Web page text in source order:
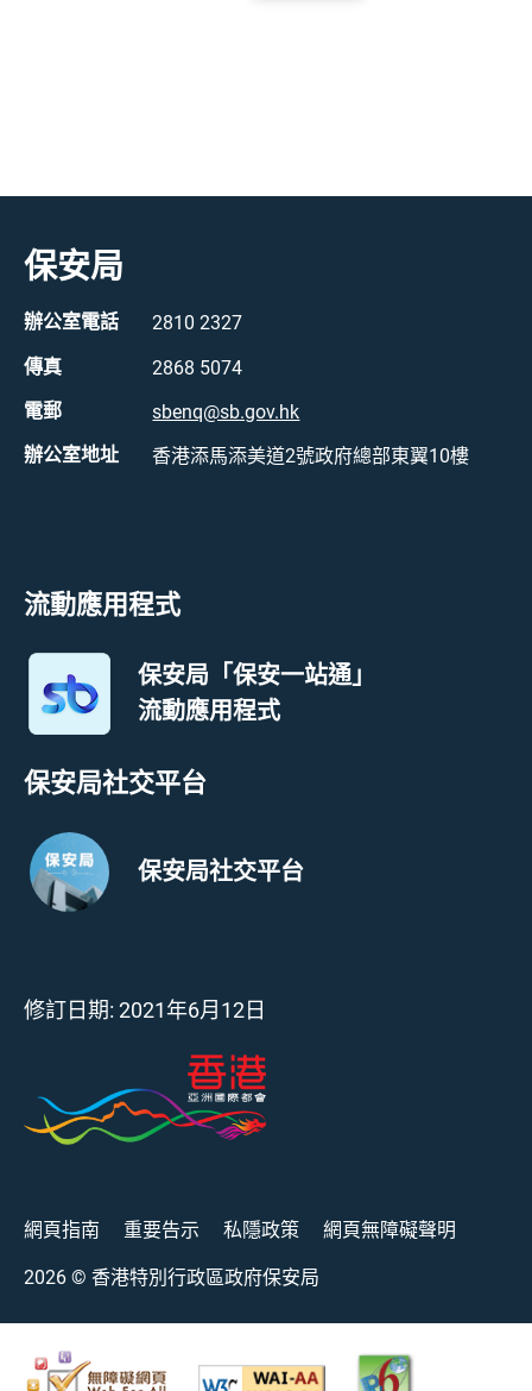
保安局
辦公室電話 2810 2327
傳真 2868 5074
電郵 sbenq@sb.gov.hk
辦公室地址 香港添馬添美道2號政府總部東翼10樓
流動應用程式
保安局「保安一站通」
流動應用程式
保安局社交平台
保安局社交平台
修訂日期:2021年6月12日
網頁指南 重要告示 私隱政策 網頁無障礙聲明
2026 © 香港特別行政區政府保安局